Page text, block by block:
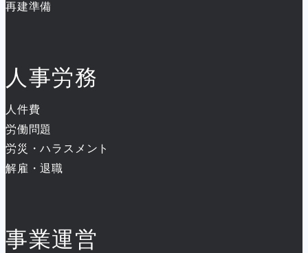
再建準備
人事労務
人件費
労働問題
労災・ハラスメント
解雇・退職
事業運営